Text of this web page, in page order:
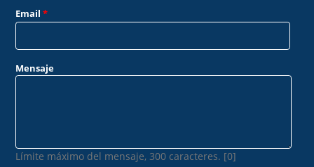
Email*
Mensaje
Límite máximo del mensaje, 300 caracteres. [0]